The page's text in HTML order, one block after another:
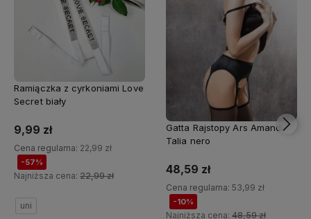
Ramiączka z cyrkoniami Love
Secret biały
9,99 zł
Cena regularna: 22,99 zł
-57%
Najniższa cena: 22,99 zł
uni
Gatta Rajstopy Ars Amandi
Talia nero
48,59 zł
Cena regularna: 53,99 zł
-10%
Najniższa cena: 48,59 zł